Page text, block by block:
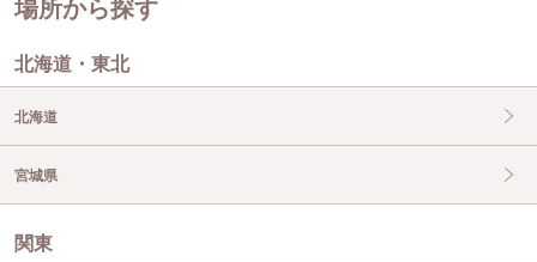
場所から探す
北海道・東北
北海道
宮城県
関東